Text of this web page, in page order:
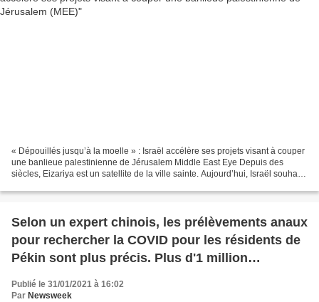
« Dépouillés jusqu’à la moelle » : Israël accélère ses projets visant à couper
une banlieue palestinienne de Jérusalem Middle East Eye Depuis des
siècles, Eizariya est un satellite de la ville sainte. Aujourd’hui, Israël souhaite
Selon un expert chinois, les prélèvements anaux
pour rechercher la COVID pour les résidents de
Pékin sont plus précis. Plus d'1 million
d'habitants de Pékin ont effectué des
prélèvements anaux d'ARN (Newsweek)
Publié le 31/01/2021 à 16:02
Par Newsweek